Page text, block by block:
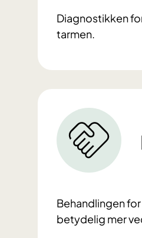
Diagnostikken
tarmen.
Behandlingen
betydelig mer